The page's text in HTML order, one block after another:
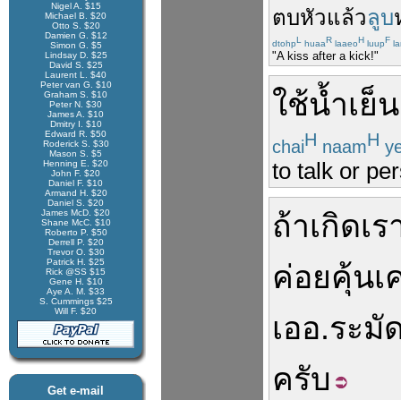
Nigel A. $15
Michael B. $20
Otto S. $20
Damien G. $12
Simon G. $5
Lindsay D. $25
David S. $25
Laurent L. $40
Peter van G. $10
Graham S. $10
Peter N. $30
James A. $10
Dmitry I. $10
Edward R. $50
Roderick S. $30
Mason S. $5
Henning E. $20
John F. $20
Daniel F. $10
Armand H. $20
Daniel S. $20
James McD. $20
Shane McC. $10
Roberto P. $50
Derrell P. $20
Trevor O. $30
Patrick H. $25
Rick @SS $15
Gene H. $10
Aye A. M. $33
S. Cummings $25
Will F. $20
Get e-mail
ตบหัวแล้วลูบ
dtohpL huaaR laaeoH luupF
"A kiss after a kick!"
ใช้น้ำเย็น
chaiH naamH
to talk or
ถ้าเกิดเร
ค่อยคุ้นเ
เออ.ระมั
ครับ